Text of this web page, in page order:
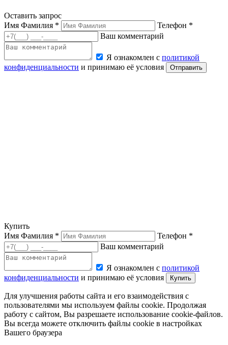
Оставить запрос
Имя Фамилия *
Телефон *
Ваш комментарий
Я ознакомлен с политикой
конфиденциальности и принимаю её условия Отправить
Купить
Имя Фамилия *
Телефон *
Ваш комментарий
Я ознакомлен с политикой
конфиденциальности и принимаю её условия Купить
Для улучшения работы сайта и его взаимодействия с
пользователями мы используем файлы cookie. Продолжая
работу с сайтом, Вы разрешаете использование cookie-файлов.
Вы всегда можете отключить файлы cookie в настройках
Вашего браузера